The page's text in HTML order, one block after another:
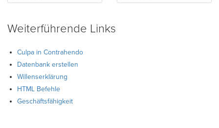
Weiterführende Links
Culpa in Contrahendo
Datenbank erstellen
Willenserklärung
HTML Befehle
Geschäftsfähigkeit